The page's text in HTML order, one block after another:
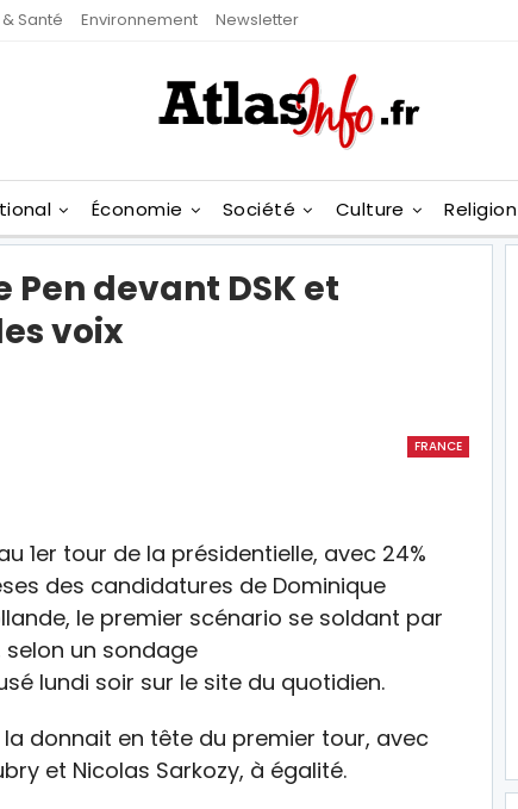
Santé Environnement Newsletter
Économie Société Culture Religion
Pen devant DSK et
voix
FRANCE
1er tour de la présidentielle, avec 24%
des candidatures de Dominique
le premier scénario se soldant par
selon un sondage
lundi soir sur le site du quotidien.
donnait en tête du premier tour, avec
et Nicolas Sarkozy, à égalité.